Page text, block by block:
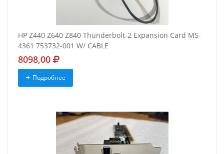
HP Z440 Z640 Z840 Thunderbolt-2 Expansion Card MS-
4361 753732-001 W/ CABLE
8098,00
Подробнее